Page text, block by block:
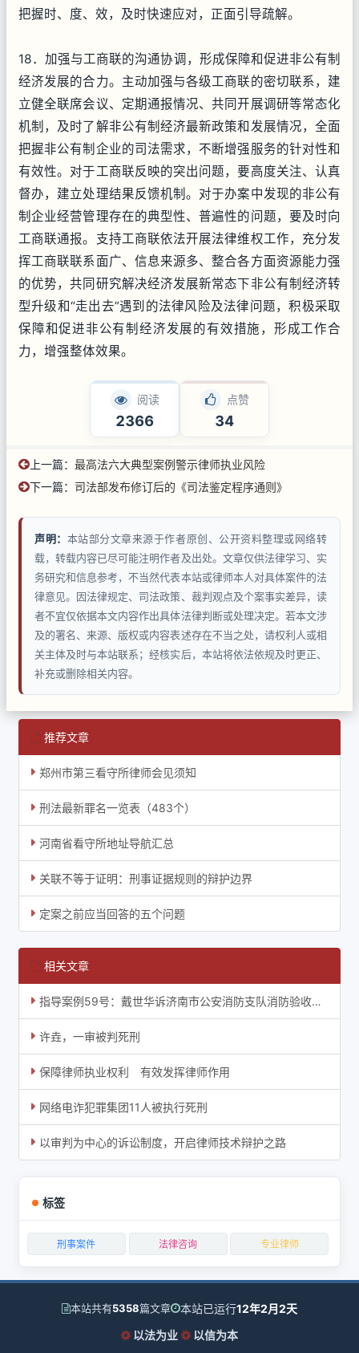
把握时、度、效，及时快速应对，正面引导疏解。
18．加强与工商联的沟通协调，形成保障和促进非公有制
经济发展的合力。主动加强与各级工商联的密切联系，建
立健全联席会议、定期通报情况、共同开展调研等常态化
机制，及时了解非公有制经济最新政策和发展情况，全面
把握非公有制企业的司法需求，不断增强服务的针对性和
有效性。对于工商联反映的突出问题，要高度关注、认真
督办，建立处理结果反馈机制。对于办案中发现的非公有
制企业经营管理存在的典型性、普遍性的问题，要及时向
工商联通报。支持工商联依法开展法律维权工作，充分发
挥工商联联系面广、信息来源多、整合各方面资源能力强
的优势，共同研究解决经济发展新常态下非公有制经济转
型升级和“走出去”遇到的法律风险及法律问题，积极采取
保障和促进非公有制经济发展的有效措施，形成工作合
力，增强整体效果。
阅读
2366
点赞
34
上一篇： 最高法六大典型案例警示律师执业风险
下一篇： 司法部发布修订后的《司法鉴定程序通则》
声明： 本站部分文章来源于作者原创、公开资料整理或网络转
载，转载内容已尽可能注明作者及出处。文章仅供法律学习、实
务研究和信息参考，不当然代表本站或律师本人对具体案件的法
律意见。因法律规定、司法政策、裁判观点及个案事实差异，读
者不宜仅依据本文内容作出具体法律判断或处理决定。若本文涉
及的署名、来源、版权或内容表述存在不当之处，请权利人或相
关主体及时与本站联系；经核实后，本站将依法依规及时更正、
补充或删除相关内容。
推荐文章
郑州市第三看守所律师会见须知
刑法最新罪名一览表（483个）
河南省看守所地址导航汇总
关联不等于证明：刑事证据规则的辩护边界
定案之前应当回答的五个问题
相关文章
指导案例59号：戴世华诉济南市公安消防支队消防验收纠纷案
许垚，一审被判死刑
保障律师执业权利 有效发挥律师作用
网络电诈犯罪集团11人被执行死刑
以审判为中心的诉讼制度，开启律师技术辩护之路
标签
刑事案件 法律咨询 专业律师
本站共有5358篇文章 本站已运行12年2月2天
以法为业
以信为本